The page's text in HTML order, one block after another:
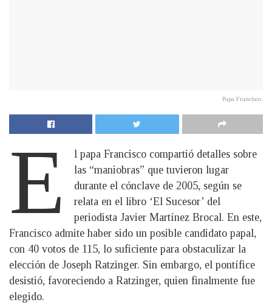
Papa Francisco.
E
l papa Francisco compartió detalles sobre
las “maniobras” que tuvieron lugar
durante el cónclave de 2005, según se
relata en el libro ‘El Sucesor’ del
periodista Javier Martínez Brocal. En este,
Francisco admite haber sido un posible candidato papal,
con 40 votos de 115, lo suficiente para obstaculizar la
elección de Joseph Ratzinger. Sin embargo, el pontífice
desistió, favoreciendo a Ratzinger, quien finalmente fue
elegido.